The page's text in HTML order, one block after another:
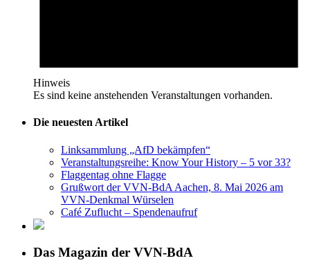
Hinweis
Es sind keine anstehenden Veranstaltungen vorhanden.
Die neuesten Artikel
Linksammlung „AfD bekämpfen“
Veranstaltungsreihe: Know Your History – 5 vor 33?
Flaggentag ohne Flagge
Grußwort der VVN-BdA Aachen, 8. Mai 2026 am
VVN-Denkmal Würselen
Café Zuflucht – Spendenaufruf
Das Magazin der VVN-BdA